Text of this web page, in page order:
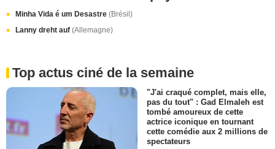
Minha Vida é um Desastre (Brésil)
Lanny dreht auf (Allemagne)
Top actus ciné de la semaine
"J'ai craqué complet, mais elle,
pas du tout" : Gad Elmaleh est
tombé amoureux de cette
actrice iconique en tournant
cette comédie aux 2 millions de
spectateurs